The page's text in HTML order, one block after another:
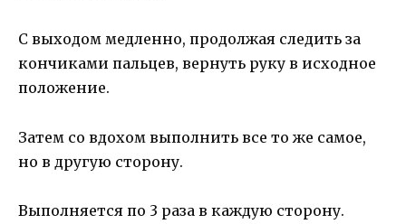
С выходом медленно, продолжая следить за
кончиками пальцев, вернуть руку в исходное
положение.
Затем со вдохом выполнить все то же самое,
но в другую сторону.
Выполняется по 3 раза в каждую сторону.